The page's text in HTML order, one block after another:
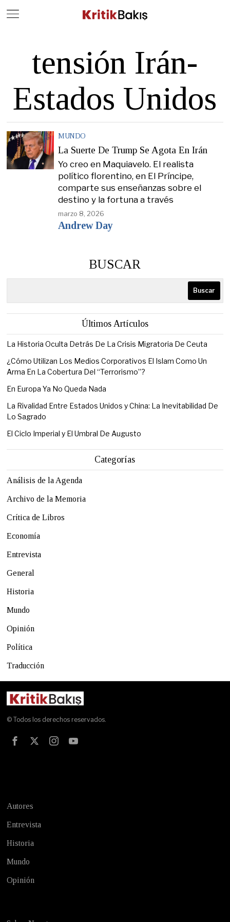
tensión Irán-
Estados Unidos
MUNDO
La Suerte De Trump Se Agota En Irán
Yo creo en Maquiavelo. El realista
político florentino, en El Príncipe,
comparte sus enseñanzas sobre el
destino y la fortuna a través
marzo 8, 2026
Andrew Day
BUSCAR
Buscar
Últimos Artículos
La Historia Oculta Detrás De La Crisis Migratoria De Ceuta
¿Cómo Utilizan Los Medios Corporativos El Islam Como Un
Arma En La Cobertura Del “Terrorismo”?
En Europa Ya No Queda Nada
La Rivalidad Entre Estados Unidos y China: La Inevitabilidad De
Lo Sagrado
El Ciclo Imperial y El Umbral De Augusto
Categorías
Análisis de la Agenda
Archivo de la Memoria
Crítica de Libros
Economía
Entrevista
General
Historia
Mundo
Opinión
Política
Traducción
© Todos los derechos reservados.
Autores
Entrevista
Historia
Mundo
Opinión